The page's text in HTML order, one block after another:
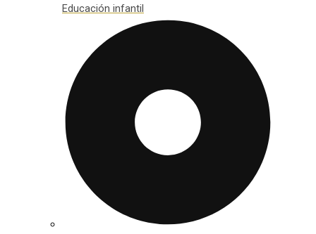
Educación infantil